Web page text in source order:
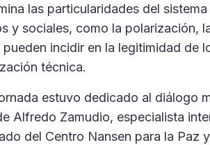
las particularidades del
y sociales, como la polarización,
incidir en la legitimidad de
técnica.
estuvo dedicado al diálogo
Alfredo Zamudio, especialista
del Centro Nansen para la Paz